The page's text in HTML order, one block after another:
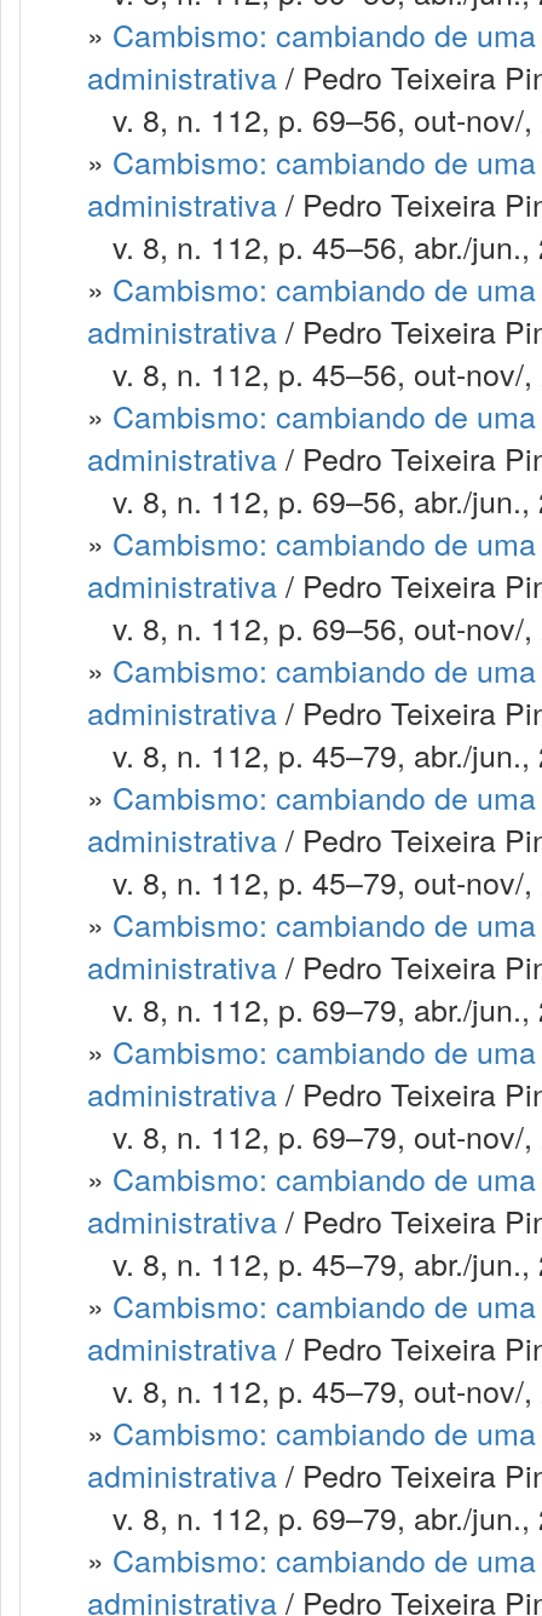
» Cambismo: cambiando de
administrativa/ Pedro Teixeira
v. 8, n. 112, p. 69–56, out-nov/,
» Cambismo: cambiando de
administrativa/ Pedro Teixeira
v. 8, n. 112, p. 45–56, abr./jun.,
» Cambismo: cambiando de
administrativa/ Pedro Teixeira
v. 8, n. 112, p. 45–56, out-nov/,
» Cambismo: cambiando de
administrativa/ Pedro Teixeira
v. 8, n. 112, p. 69–56, abr./jun.,
» Cambismo: cambiando de
administrativa/ Pedro Teixeira
v. 8, n. 112, p. 69–56, out-nov/,
» Cambismo: cambiando de
administrativa/ Pedro Teixeira
v. 8, n. 112, p. 45–79, abr./jun.,
» Cambismo: cambiando de
administrativa/ Pedro Teixeira
v. 8, n. 112, p. 45–79, out-nov/,
» Cambismo: cambiando de
administrativa/ Pedro Teixeira
v. 8, n. 112, p. 69–79, abr./jun.,
» Cambismo: cambiando de
administrativa/ Pedro Teixeira
v. 8, n. 112, p. 69–79, out-nov/,
» Cambismo: cambiando de
administrativa/ Pedro Teixeira
v. 8, n. 112, p. 45–79, abr./jun.,
» Cambismo: cambiando de
administrativa/ Pedro Teixeira
v. 8, n. 112, p. 45–79, out-nov/,
» Cambismo: cambiando de
administrativa/ Pedro Teixeira
v. 8, n. 112, p. 69–79, abr./jun.,
» Cambismo: cambiando de
administrativa/ Pedro Teixeira